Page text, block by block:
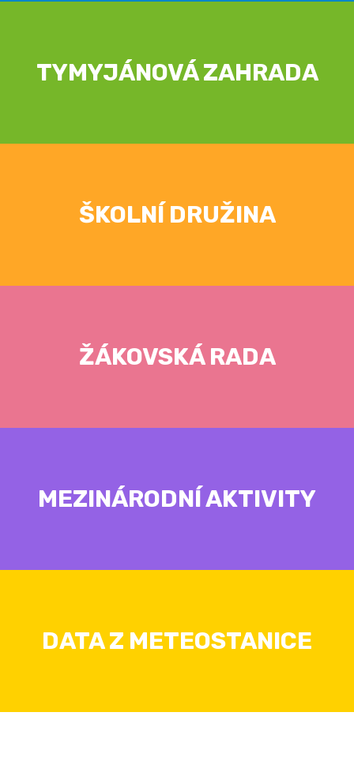
TYMYJÁNOVÁ ZAHRADA
ŠKOLNÍ DRUŽINA
ŽÁKOVSKÁ RADA
MEZINÁRODNÍ AKTIVITY
DATA Z METEOSTANICE